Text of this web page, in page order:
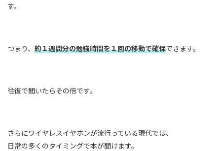
す。
つまり、 約１週間分の勉強時間を１回の移動で確保できます。
往復で聞いたらその倍です。
さらにワイヤレスイヤホンが流行っている現代では、
日常の多くのタイミングで本が聞けます。